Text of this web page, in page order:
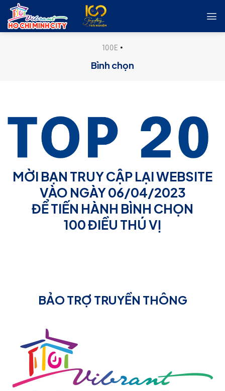
Skip
content
100E •
Bình chọn
MỜI BẠN TRUY CẬP LẠI WEBSITE
VÀO NGÀY 06/04/2023
ĐỂ TIẾN HÀNH BÌNH CHỌN
100 ĐIỀU THÚ VỊ
BẢO TRỢ TRUYỀN THÔNG